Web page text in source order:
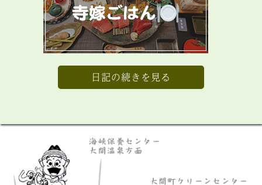
日記の続きを見る